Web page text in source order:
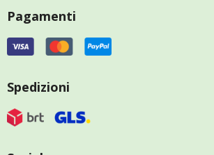
Pagamenti
Spedizioni